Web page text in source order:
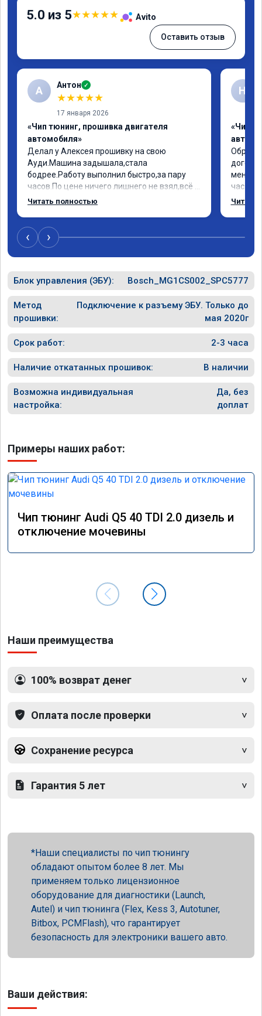
5.0 из 5★★★★★ Avito
Оставить отзыв
А Антон ✓
★★★★★
17 января 2026
«Чип тюнинг, прошивка двигателя
автомобиля»
Делал у Алексея прошивку на свою
Ауди.Машина задышала,стала
бодрее.Работу выполнил быстро,за пару
часов.По цене ничего лишнего не взял,всё
как договаривались заранее.После работы
случае поломки авто.Однозначно
рекомендую Алексея как грамотного
специалиста!
Читать полностью
Н
«Чип
меня
час
Арман
Читать
‹ ›
Блок управления (ЭБУ): Bosch_MG1CS002_SPC5777
Метод
прошивки:
Подключение к разъему ЭБУ. Только до
мая 2020г
Срок работ: 2-3 часа
Наличие откатанных прошивок: В наличии
Возможна индивидуальная
настройка:
Да, без
доплат
Примеры наших работ:
Чип тюнинг Audi Q5 40 TDI 2.0 дизель и
отключение мочевины
Наши преимущества
100% возврат денег
Оплата после проверки
Сохранение ресурса
Гарантия 5 лет
Наши специалисты по чип тюнингу
обладают опытом более 8 лет. Мы
применяем только лицензионное
оборудование для диагностики (Launch,
Autel) и чип тюнинга (Flex, Kess 3, Autotuner,
Bitbox, PCMFlash), что гарантирует
безопасность для электроники вашего авто.
Ваши действия: